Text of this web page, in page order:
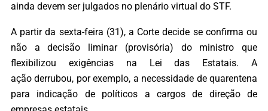
ainda devem ser julgados no plenário virtual do STF.
A partir da sexta-feira (31), a Corte decide se confirma ou
não a decisão liminar (provisória) do ministro que
flexibilizou exigências na Lei das Estatais. A
ação derrubou, por exemplo, a necessidade de quarentena
para indicação de políticos a cargos de direção de